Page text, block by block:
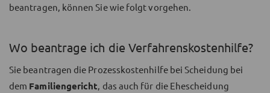
beantragen, können Sie wie folgt vorgehen.
Wo beantrage ich die Verfahrenskostenhilfe?
Sie beantragen die Prozesskostenhilfe bei Scheidung bei
dem Familiengericht, das auch für die Ehescheidung